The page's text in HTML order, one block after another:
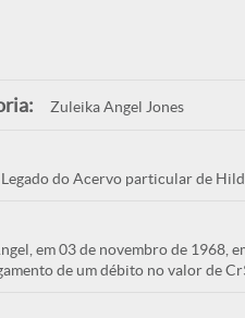
Zuleika Angel Jones
do Acervo particular de
em 03 de novembro de 1968,
de um débito no valor de